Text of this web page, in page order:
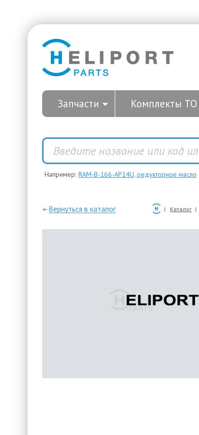
Запчасти Комплекты ТО
Например: RAM-B-166-AP14U, редукторное масло
—Вернуться в каталог Каталог